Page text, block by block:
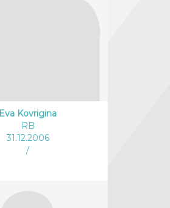
Eva Kovrigina
RB
31.12.2006
/